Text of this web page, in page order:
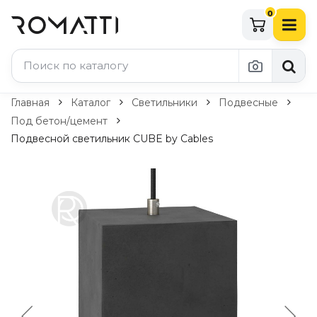
0
Каталог Romatti
Свет и освещение
Потолочные светильники
Бра и настенные светильники
Комплектующие
Главная Каталог Светильники
Подвесные
Под бетон/цемент
Подвесной светильник CUBE by Cables